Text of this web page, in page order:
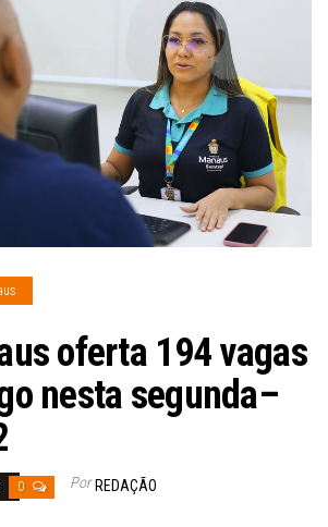
oferta 194 vagas
nesta segunda–
0 Por REDAÇÃO